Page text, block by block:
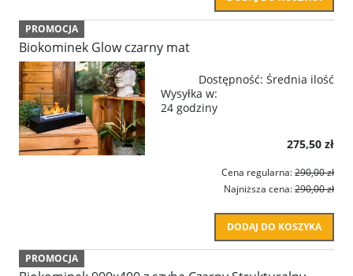
Biokominek Glow czarny mat
Dostępność: Średnia ilość
Wysyłka w:
24 godziny
275,50 zł
Cena regularna:290,00 zł
Najniższa cena:290,00 zł
DODAJ DO KOSZYKA
PROMOCJA
PROMOCJA